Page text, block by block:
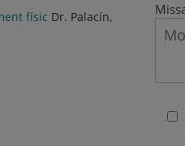
físic Dr. Palacín,